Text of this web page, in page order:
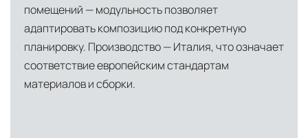
Доставка до адреса— транспортировка
товара от нашего склада непосредственно к
месту назначения с соблюдением сроков
Профессиональная выгрузка
квалифицированные грузчики
помещений — модульность позволяет
адаптировать композицию под конкретную
планировку. Производство — Италия, что означает
соответствие европейским стандартам
материалов и сборки.